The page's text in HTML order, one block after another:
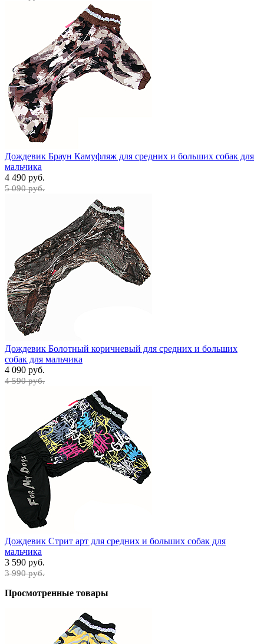
Дождевик Браун Камуфляж для средних и больших собак для
мальчика
4 490 руб.
5 090 руб.
Дождевик Болотный коричневый для средних и больших
собак для мальчика
4 090 руб.
4 590 руб.
Дождевик Стрит арт для средних и больших собак для
мальчика
3 590 руб.
3 990 руб.
Просмотренные товары